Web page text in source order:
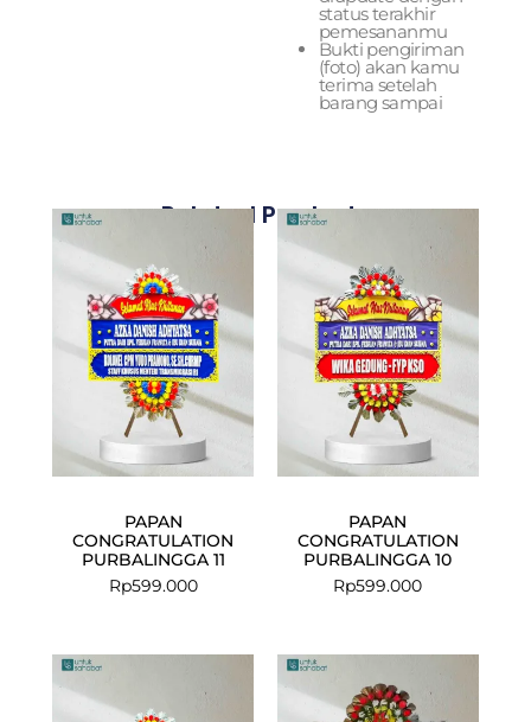
status terakhir
pemesananmu
Bukti pengiriman
(foto) akan kamu
terima setelah
barang sampai
Related Products
PAPAN
CONGRATULATION
PURBALINGGA 11
Rp599.000
PAPAN
CONGRATULATION
PURBALINGGA 10
Rp599.000